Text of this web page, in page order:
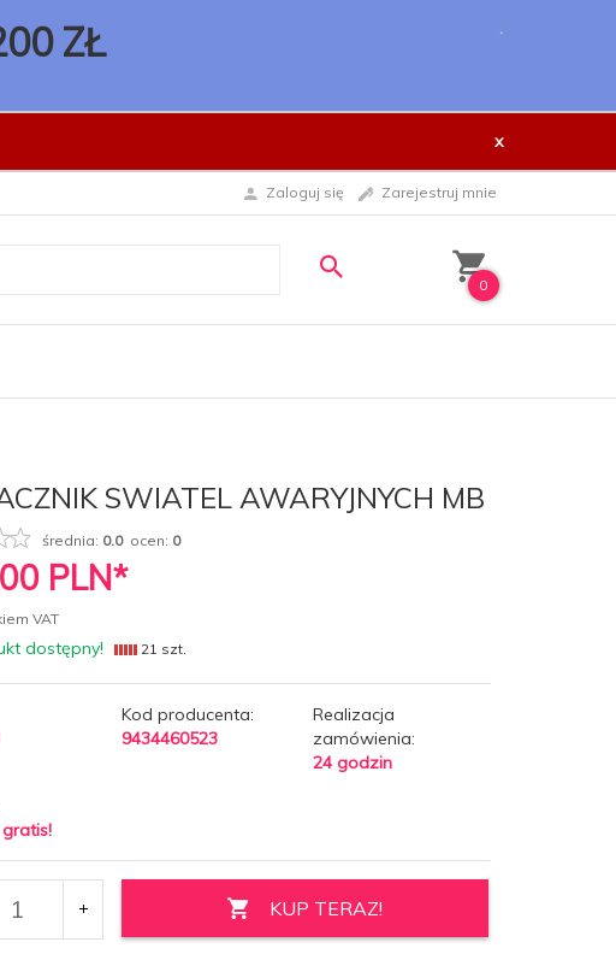
ZŁ .
x
Zaloguj się Zarejestruj mnie
0
SWIATEL AWARYJNYCH MB
średnia: 0.0ocen: 0
00 PLN*
VAT
dostępny! 21 szt.
Kod producenta:
9434460523
Realizacja
zamówienia:
24 godzin
gratis!
KUP TERAZ!